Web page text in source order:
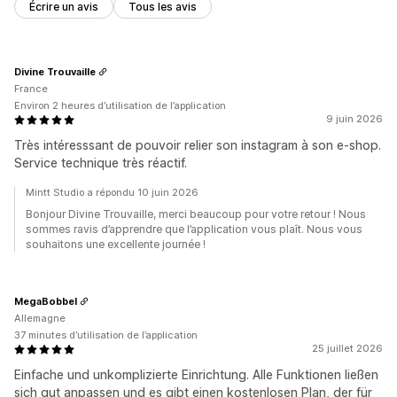
Écrire un avis Tous les avis
9 juin 2026
Très intéresssant de pouvoir relier son instagram à son e-shop.
Service technique très réactif.
Divine Trouvaille
France
Environ 2 heures d’utilisation de l’application
Mintt Studio a répondu 10 juin 2026
Bonjour Divine Trouvaille, merci beaucoup pour votre retour ! Nous
sommes ravis d’apprendre que l’application vous plaît. Nous vous
souhaitons une excellente journée !
25 juillet 2026
Einfache und unkomplizierte Einrichtung. Alle Funktionen ließen
sich gut anpassen und es gibt einen kostenlosen Plan, der für
MegaBobbel
Allemagne
37 minutes d’utilisation de l’application